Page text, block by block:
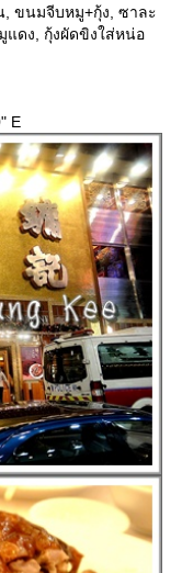
, ขนมจีบหมู+กุ้ง, ซาละ
แดง, กุ้งผัดขิงใส่หน่อ
E